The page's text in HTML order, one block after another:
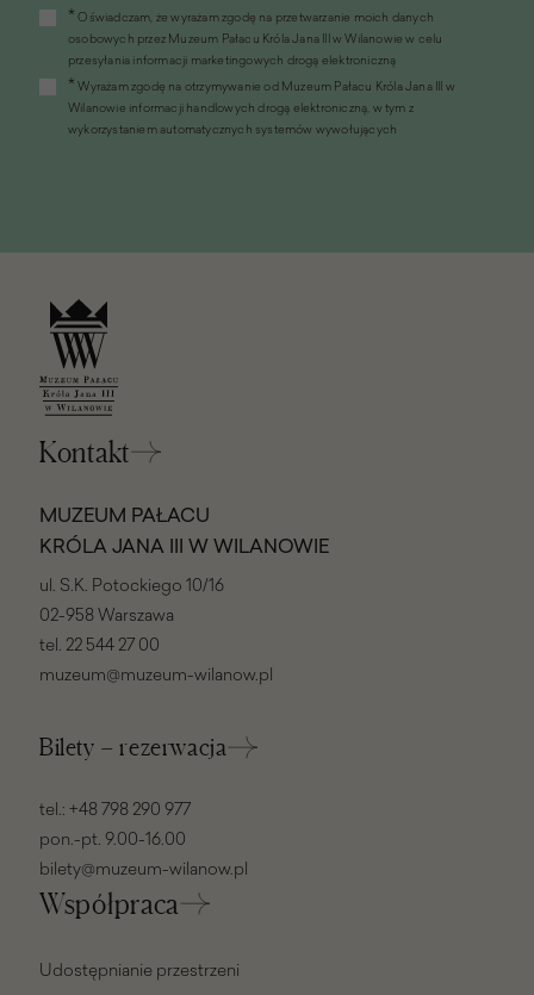
otworzy
nowym
oknie)
* Oświadczam, że wyrażam zgodę na przetwarzanie moich danych
osobowych przez Muzeum Pałacu Króla Jana III w Wilanowie w celu
przesyłania informacji marketingowych drogą elektroniczną
* Wyrażam zgodę na otrzymywanie od Muzeum Pałacu Króla Jana III w
Wilanowie informacji handlowych drogą elektroniczną, w tym z
wykorzystaniem automatycznych systemów wywołujących
Kontakt
MUZEUM PAŁACU
KRÓLA JANA III W WILANOWIE
ul. S.K. Potockiego 10/16
02-958 Warszawa
tel. 22 544 27 00
muzeum@muzeum-wilanow.pl
Bilety – rezerwacja
tel.: +48 798 290 977
pon.-pt. 9.00-16.00
bilety@muzeum-wilanow.pl
Współpraca
Udostępnianie przestrzeni